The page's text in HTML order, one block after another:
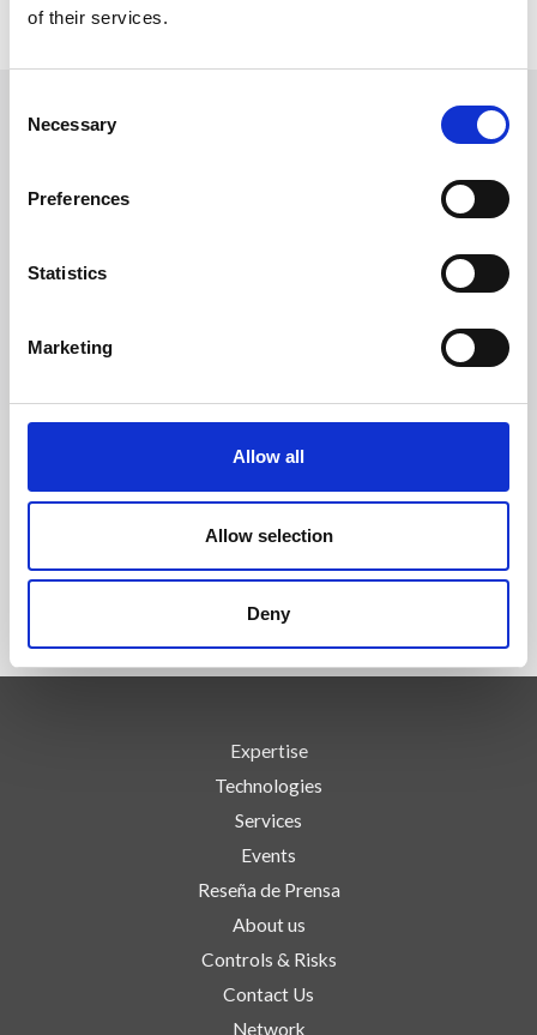
of their services.
Selection
Necessary
Preferences
Statistics
Marketing
Allow all
Allow selection
Deny
SÍGUENOS EN
Expertise
Technologies
Services
Events
Reseña de Prensa
About us
Controls & Risks
Contact Us
Network